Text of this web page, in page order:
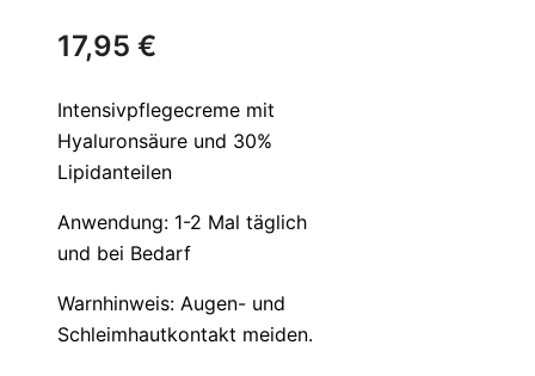
17,95 €
Intensivpflegecreme mit
Hyaluronsäure und 30%
Lipidanteilen
Anwendung: 1-2 Mal täglich
und bei Bedarf
Warnhinweis: Augen- und
Schleimhautkontakt meiden.